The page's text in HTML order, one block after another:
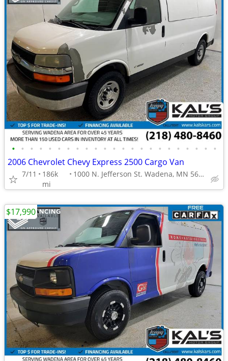
• • • • • • • • • • • • • • • • • • • • • • •
2006 Chevrolet Chevy Express 2500 Cargo Van
7/11
186k
mi
1000 N. Jefferson St. Wadena, MN 56482
$17,990